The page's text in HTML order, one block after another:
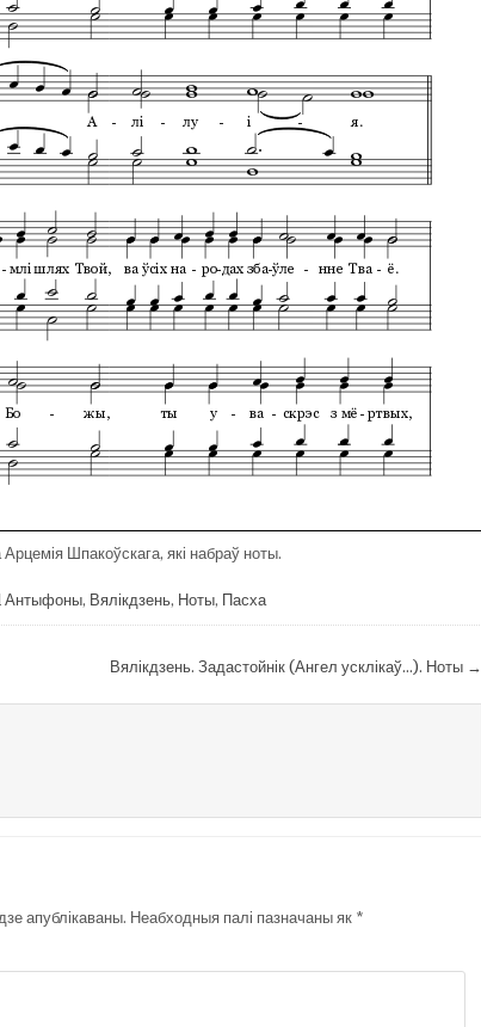
Шпакоўскага, які набраў ноты.
Антыфоны, Вялікдзень, Ноты, Пасха
Вялікдзень. Задастойнік (Ангел усклікаў…). Ноты →
апублікаваны. Неабходныя палі пазначаны як *